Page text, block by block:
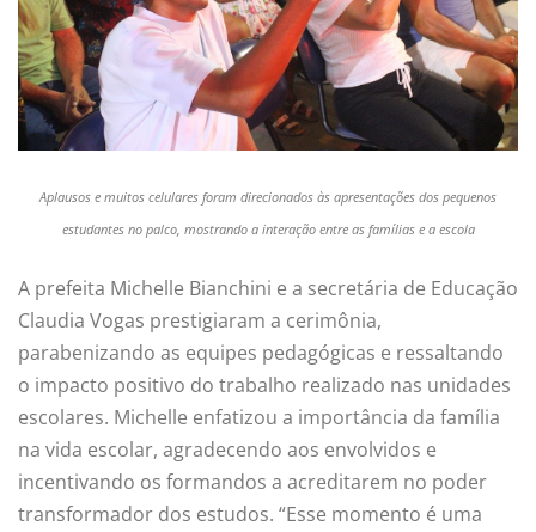
Aplausos e muitos celulares foram direcionados às apresentações dos pequenos
estudantes no palco, mostrando a interação entre as famílias e a escola
A prefeita Michelle Bianchini e a secretária de Educação
Claudia Vogas prestigiaram a cerimônia,
parabenizando as equipes pedagógicas e ressaltando
o impacto positivo do trabalho realizado nas unidades
escolares. Michelle enfatizou a importância da família
na vida escolar, agradecendo aos envolvidos e
incentivando os formandos a acreditarem no poder
transformador dos estudos. “Esse momento é uma